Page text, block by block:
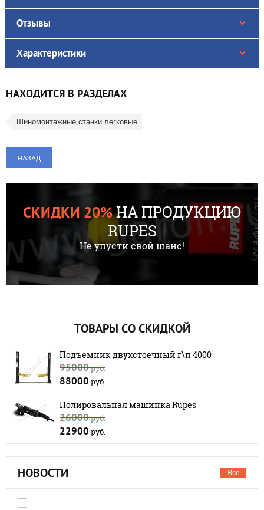
Отзывы
Характеристики
НАХОДИТСЯ В РАЗДЕЛАХ
Шиномонтажные станки легковые
НАЗАД
СКИДКИ 20%НА ПРОДУКЦИЮ
RUPES
Не упусти свой шанс!
ТОВАРЫ СО СКИДКОЙ
Подъемник двухстоечный г\п 4000
95000руб.
88000 руб.
Полировальная машинка Rupes
26000руб.
22900 руб.
НОВОСТИ Все